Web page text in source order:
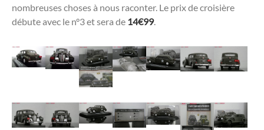
nombreuses choses à nous raconter. Le prix de croisière
débute avec le n°3 et sera de 14€99.